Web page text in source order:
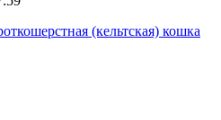
(кельтская) кошка